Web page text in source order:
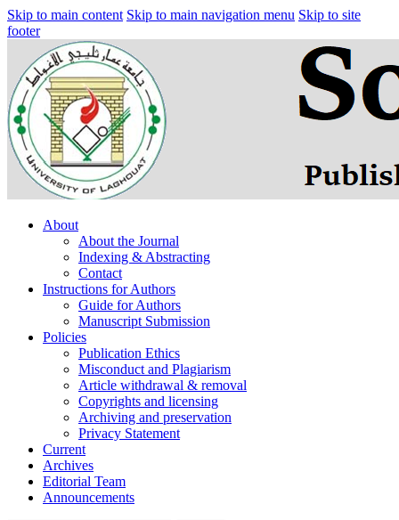
Skip to main content Skip to main navigation menu Skip to site
footer
About
About the Journal
Indexing & Abstracting
Contact
Instructions for Authors
Guide for Authors
Manuscript Submission
Policies
Publication Ethics
Misconduct and Plagiarism
Article withdrawal & removal
Copyrights and licensing
Archiving and preservation
Privacy Statement
Current
Archives
Editorial Team
Announcements